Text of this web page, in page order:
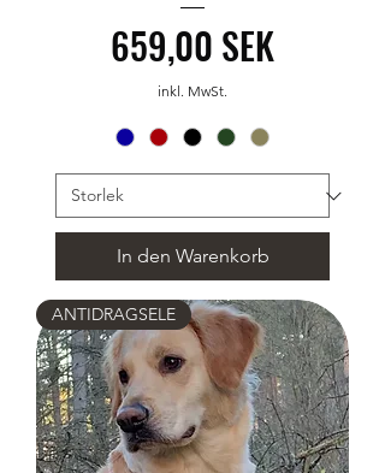
Preis
659,00 SEK
inkl. MwSt.
In den Warenkorb
ANTIDRAGSELE